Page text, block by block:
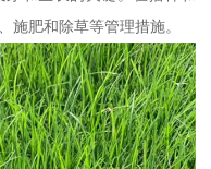
施肥和除草等管理措施。